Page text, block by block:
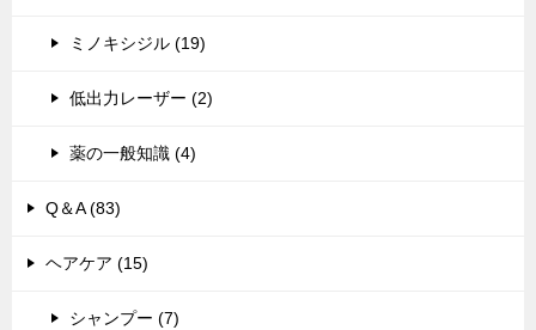
ミノキシジル (19)
低出力レーザー (2)
薬の一般知識 (4)
Q＆A (83)
ヘアケア (15)
シャンプー (7)